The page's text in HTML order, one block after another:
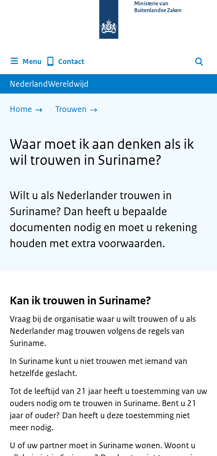
homepage
Ministerie van
Buitenlandse Zaken
Menu Contact Zoeken
NederlandWereldwijd
Home Trouwen
Waar moet ik aan denken als ik
wil trouwen in Suriname?
Wilt u als Nederlander trouwen in
Suriname? Dan heeft u bepaalde
documenten nodig en moet u rekening
houden met extra voorwaarden.
Kan ik trouwen in Suriname?
Vraag bij de organisatie waar u wilt trouwen of u als
Nederlander mag trouwen volgens de regels van
Suriname.
In Suriname kunt u niet trouwen met iemand van
hetzelfde geslacht.
Tot de leeftijd van 21 jaar heeft u toestemming van uw
ouders nodig om te trouwen in Suriname. Bent u 21
jaar of ouder? Dan heeft u deze toestemming niet
meer nodig.
U of uw partner moet in Suriname wonen. Woont u